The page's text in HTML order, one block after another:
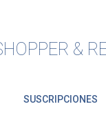
&
SUSCRIPCIONES